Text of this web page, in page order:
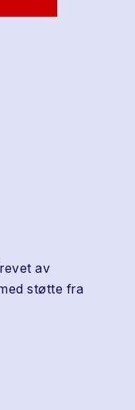
av
støtte fra